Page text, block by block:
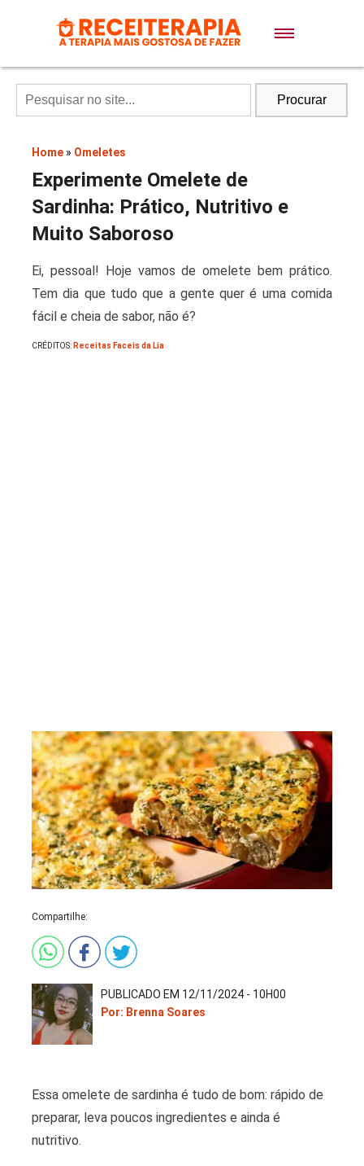
Doces e Sobremesas
Air Fryer
Lanches
Pães
Sopas
Procurar
Home » Omeletes
Experimente Omelete de
Sardinha: Prático, Nutritivo e
Muito Saboroso
Ei, pessoal! Hoje vamos de omelete bem prático.
Tem dia que tudo que a gente quer é uma comida
fácil e cheia de sabor, não é?
CRÉDITOS: Receitas Faceis da Lia
Compartilhe:
PUBLICADO EM 12/11/2024 - 10H00
Por: Brenna Soares
Essa omelete de sardinha é tudo de bom: rápido de
preparar, leva poucos ingredientes e ainda é
nutritivo.